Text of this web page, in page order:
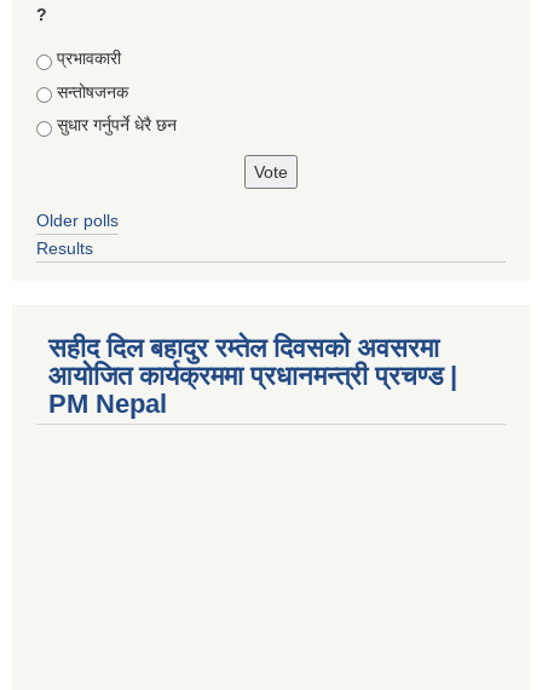
?
Choices
प्रभावकारी
सन्तोषजनक
सुधार गर्नुपर्ने धेरै छन
Older polls
Results
सहीद दिल बहादुर रम्तेल दिवसको अवसरमा
आयोजित कार्यक्रममा प्रधानमन्त्री प्रचण्ड |
PM Nepal